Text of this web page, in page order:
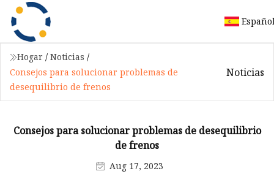
Hogar / Noticias /
Consejos para solucionar problemas de
desequilibrio de frenos
Noticias
Consejos para solucionar problemas de desequilibrio
de frenos
Aug 17, 2023